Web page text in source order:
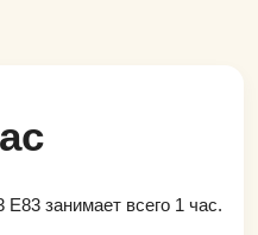
занимает всего 1 час.